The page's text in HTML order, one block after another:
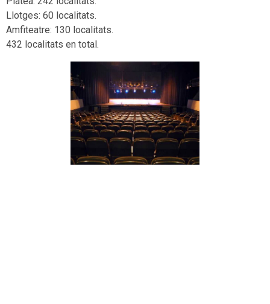
Llotges: 60 localitats.
Amfiteatre: 130 localitats.
432 localitats en total.